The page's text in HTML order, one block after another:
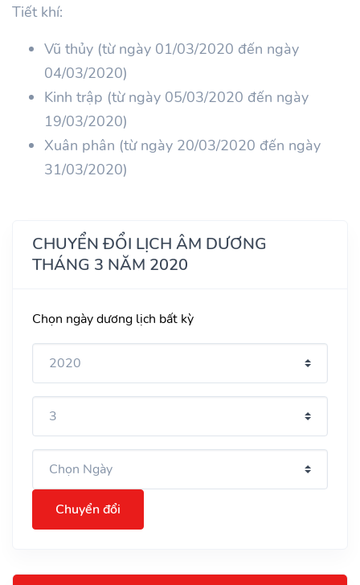
Tiết khí:
Vũ thủy (từ ngày 01/03/2020 đến ngày
04/03/2020)
Kinh trập (từ ngày 05/03/2020 đến ngày
19/03/2020)
Xuân phân (từ ngày 20/03/2020 đến ngày
31/03/2020)
CHUYỂN ĐỔI LỊCH ÂM DƯƠNG
THÁNG 3 NĂM 2020
Chọn ngày dương lịch bất kỳ
Chuyển đổi